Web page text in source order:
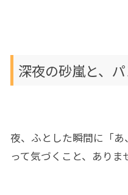
深夜の砂嵐と、
夜、ふとした瞬間に「あ
って気づくこと、ありま